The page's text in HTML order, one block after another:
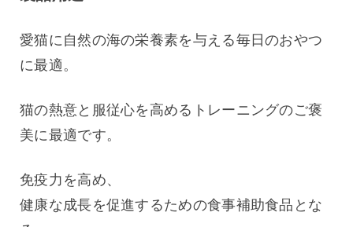
愛猫に自然の海の栄養素を与える毎日のおやつ
に最適。
猫の熱意と服従心を高めるトレーニングのご褒
美に最適です。
免疫力を高め、
健康な成長を促進するための食事補助食品とな